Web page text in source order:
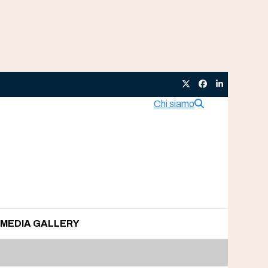
TwitterFacebook
LinkedIn
Chi siamo
MEDIA GALLERY